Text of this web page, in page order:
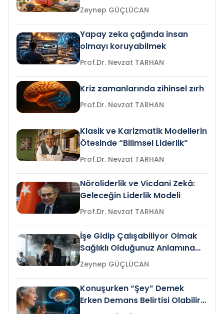
Zeynep GÜÇLÜCAN
Yapay zeka çağında insan
olmayı koruyabilmek
Prof.Dr. Nevzat TARHAN
Kriz zamanlarında zihinsel zırh
Prof.Dr. Nevzat TARHAN
Klasik ve Karizmatik Modellerin
Ötesinde “Bilimsel Liderlik”
Prof.Dr. Nevzat TARHAN
Nöroliderlik ve Vicdani Zekâ:
Geleceğin Liderlik Modeli
Prof.Dr. Nevzat TARHAN
İşe Gidip Çalışabiliyor Olmak
Sağlıklı Olduğunuz Anlamına
Gelir mi?Zeynep GÜÇLÜCAN
Konuşurken “Şey” Demek
Erken Demans Belirtisi Olabilir